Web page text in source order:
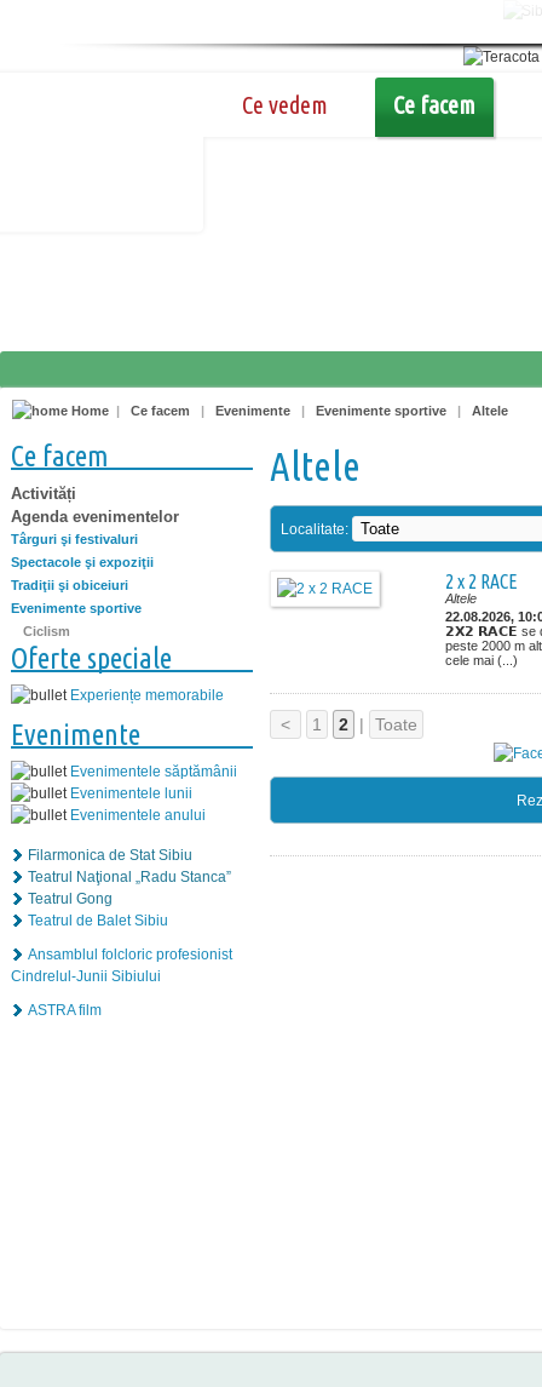
Ce vedem Ce facem
Home | Ce facem | Evenimente | Evenimente sportive | Altele
Ce facem
Activități
Agenda evenimentelor
Târguri şi festivaluri
Spectacole şi expoziţii
Tradiţii şi obiceiuri
Evenimente sportive
Ciclism
Oferte speciale
Experiențe memorabile
Evenimente
Evenimentele săptămânii
Evenimentele lunii
Evenimentele anului
Filarmonica de Stat Sibiu
Teatrul Naţional „Radu Stanca”
Teatrul Gong
Teatrul de Balet Sibiu
Ansamblul folcloric profesionist
Cindrelul-Junii Sibiului
ASTRA film
Altele
Localitate:
2 x 2 RACE
Altele
22.08.2026,
𝟮𝗫𝟮 𝗥𝗔𝗖𝗘 se
peste 2000 m
cele mai (...)
< 1 2 | Toate